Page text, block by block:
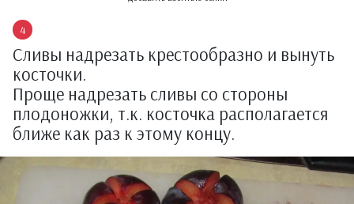
Сливы надрезать крестообразно и вынуть
косточки.
Проще надрезать сливы со стороны
плодоножки, т.к. косточка располагается
ближе как раз к этому концу.